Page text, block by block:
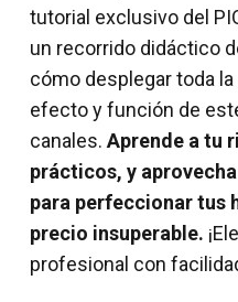
tutorial exclusivo del
un recorrido didáctico
cómo desplegar toda
efecto y función de
canales. Aprende a tu
prácticos, y
para perfeccionar tus
precio insuperable.
profesional con